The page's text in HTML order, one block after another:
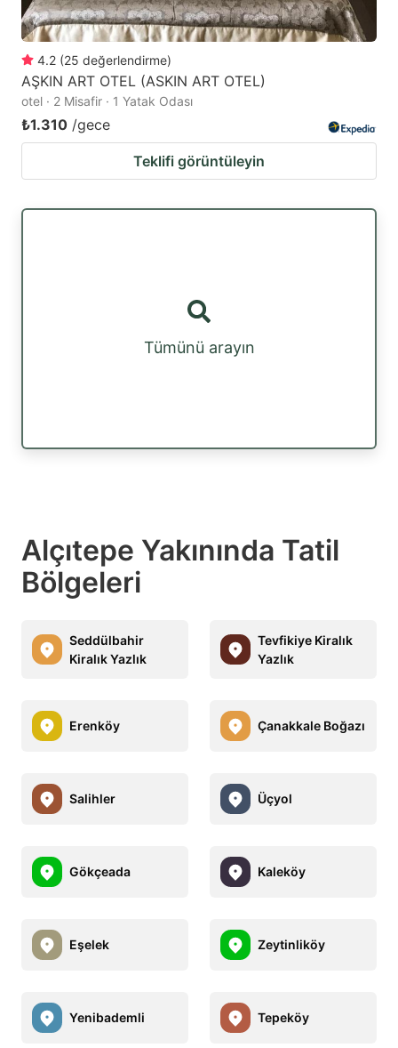
4.2 (25 değerlendirme)
AŞKIN ART OTEL (ASKIN ART OTEL)
otel · 2 Misafir · 1 Yatak Odası
₺1.310 /gece
Teklifi görüntüleyin
Tümünü arayın
Alçıtepe Yakınında Tatil
Bölgeleri
Seddülbahir
Kiralık Yazlık
Tevfikiye Kiralık
Yazlık
Erenköy Çanakkale Boğazı
Salihler Üçyol
Gökçeada Kaleköy
Eşelek Zeytinliköy
Yenibademli Tepeköy